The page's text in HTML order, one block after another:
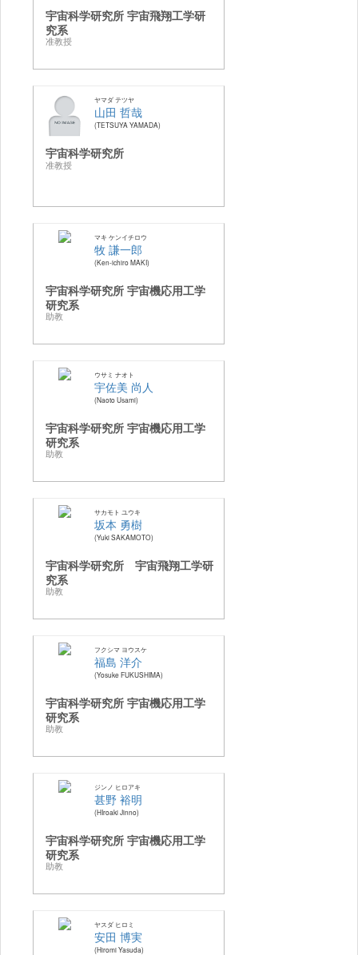
宇宙科学研究所 宇宙飛翔工学研
究系
准教授
ヤマダ テツヤ
山田 哲哉
TETSUYA YAMADA
宇宙科学研究所
准教授
マキ ケンイチロウ
牧 謙一郎
Ken-ichiro MAKI
宇宙科学研究所 宇宙機応用工学
研究系
助教
ウサミ ナオト
宇佐美 尚人
Naoto Usami
宇宙科学研究所 宇宙機応用工学
研究系
助教
サカモト ユウキ
坂本 勇樹
Yuki SAKAMOTO
宇宙科学研究所 宇宙飛翔工学研
究系
助教
フクシマ ヨウスケ
福島 洋介
Yosuke FUKUSHIMA
宇宙科学研究所 宇宙機応用工学
研究系
助教
ジンノ ヒロアキ
甚野 裕明
HIroaki Jinno
宇宙科学研究所 宇宙機応用工学
研究系
助教
ヤスダ ヒロミ
安田 博実
Hiromi Yasuda